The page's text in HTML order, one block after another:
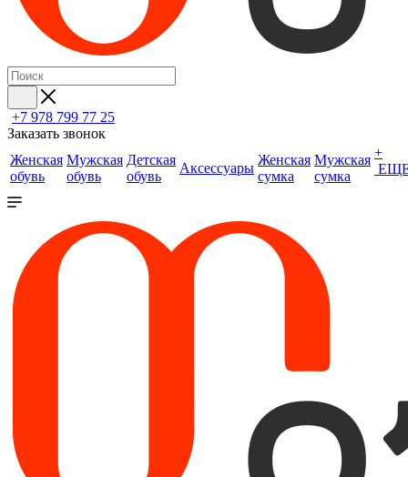
+7 978 799 77 25
Заказать звонок
Женская
обувь
Мужская
обувь
Детская
обувь
Аксессуары
Женская
сумка
Мужская
сумка
+